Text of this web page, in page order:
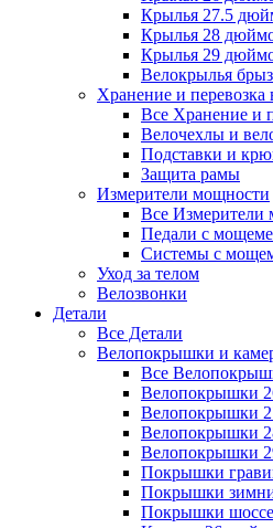
Крылья 27.5
Крылья 28
Крылья 29
Велокрылья
Хранение и перевозка
Все Хранение и
Велочехлы и
Подставки и
Защита рамы
Измерители мощности
Все Измерители
Педали с
Системы с
Уход за телом
Велозвонки
Детали
Все Детали
Велопокрышки и
Все
Велопокрышки
Велопокрышки
Велопокрышки
Велопокрышки
Покрышки
Покрышки
Покрышки